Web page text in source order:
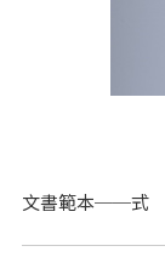
文書範本──式